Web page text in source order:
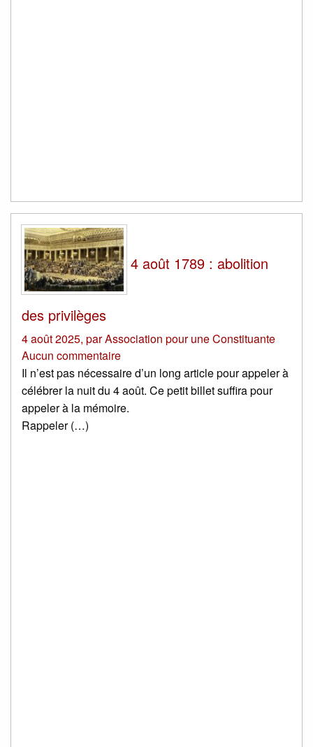
4 août 1789 : abolition
des privilèges
4 août 2025, parAssociation pour une Constituante
Aucun commentaire
Il n’est pas nécessaire d’un long article pour appeler à
célébrer la nuit du 4 août. Ce petit billet suffira pour
appeler à la mémoire.
Rappeler (…)